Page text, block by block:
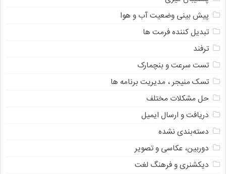
پیش بینی وضعیت آب و هوا
تبدیل کننده فرمت ها
ترفند
تست سرعت و بنچمارک
تسک منیجر ، مدیریت برنامه ها
حل مشکلات مختلف
دریافت و ارسال ایمیل
دسته‌بندی نشده
دوربین، عکاسی و تصویر
دیکشنری و فرهنگ لغت